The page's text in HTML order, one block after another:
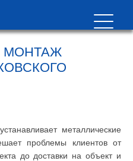
МОНТАЖ
металлические
проблемы клиентов от
до доставки на объект и